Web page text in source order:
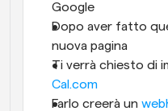
Google
Dopo aver fatto
nuova pagina
Ti verrà chiesto di
Cal.com
Farlo creerà un